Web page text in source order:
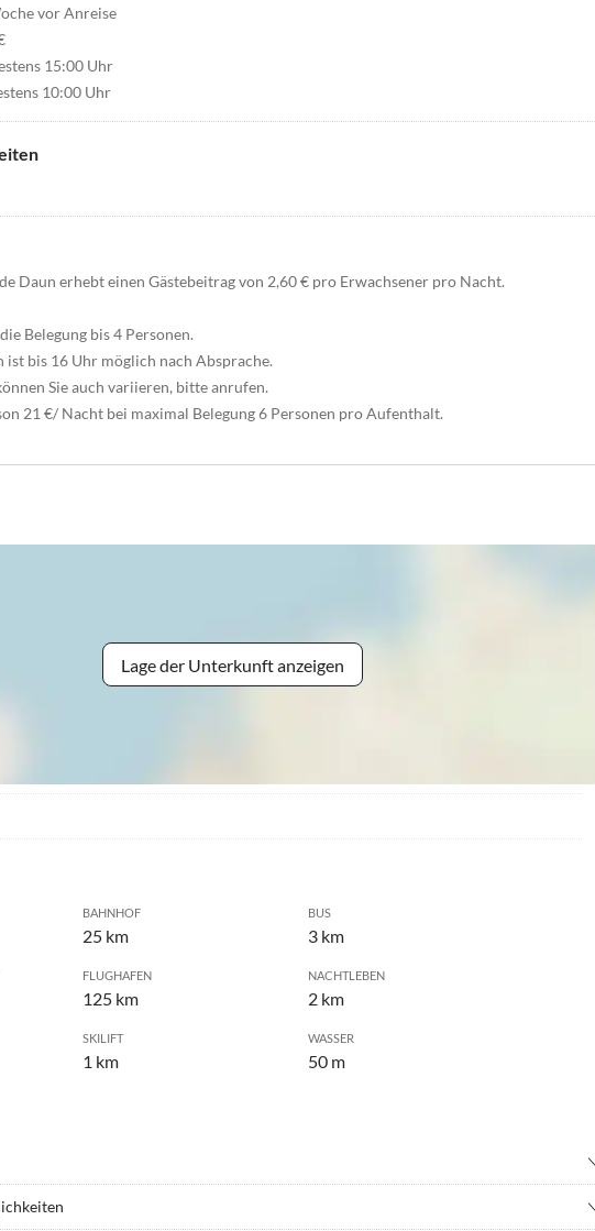
vor Anreise
15:00 Uhr
10:00 Uhr
Daun erhebt einen Gästebeitrag von 2,60 € pro Erwachsener pro Nacht.
Belegung bis 4 Personen.
ist bis 16 Uhr möglich nach Absprache.
Sie auch variieren, bitte anrufen.
21 €/ Nacht bei maximal Belegung 6 Personen pro Aufenthalt.
Lage der Unterkunft anzeigen
BAHNHOF
25 km
BUS
3 km
FLUGHAFEN
125 km
NACHTLEBEN
2 km
SKILIFT
1 km
WASSER
50 m